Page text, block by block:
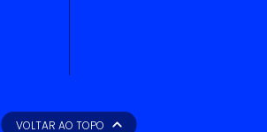
VOLTAR AO TOPO